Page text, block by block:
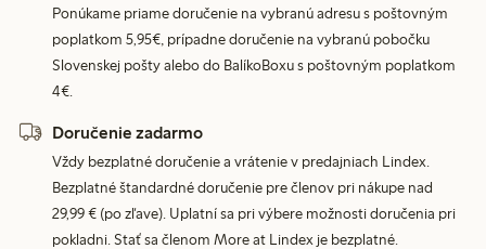
Ponúkame priame doručenie na vybranú adresu s poštovným
poplatkom 5,95€, prípadne doručenie na vybranú pobočku
Slovenskej pošty alebo do BalíkoBoxu s poštovným poplatkom
4€.
Doručenie zadarmo
Vždy bezplatné doručenie a vrátenie v predajniach Lindex.
Bezplatné štandardné doručenie pre členov pri nákupe nad
29,99 € (po zľave). Uplatní sa pri výbere možnosti doručenia pri
pokladni. Stať sa členom More at Lindex je bezplatné.